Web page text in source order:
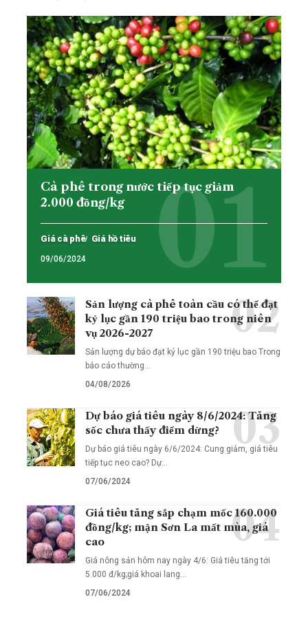
Cà phê trong nước tiếp tục giảm
2.000 đồng/kg
Giá cà phê Giá hồ tiêu
09/06/2024
Sản lượng cà phê toàn cầu có thể đạt
kỷ lục gần 190 triệu bao trong niên
vụ 2026-2027
Sản lượng dự báo đạt kỷ lục gần 190 triệu bao Trong
báo cáo thường…
04/08/2026
Dự báo giá tiêu ngày 8/6/2024: Tăng
sốc chưa thấy điểm dừng?
Dự báo giá tiêu ngày 6/6/2024: Cung giảm, giá tiêu
tiếp tục neo cao? Dự…
07/06/2024
Giá tiêu tăng sắp chạm mốc 160.000
đồng/kg; mận Sơn La mất mùa, giá
cao
Giá nông sản hôm nay ngày 4/6: Giá tiêu tăng tới
5.000 đ/kg;giá khoai lang…
07/06/2024